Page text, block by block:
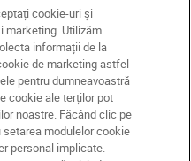
cookie-uri și
marketing. Utilizăm
informații de la
de marketing astfel
pentru dumneavoastră
cookie ale terților pot
noastre. Făcând clic pe
setarea modulelor cookie
personal implicate.